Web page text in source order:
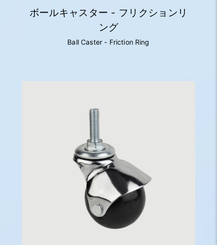
ボールキャスター - フリクションリ
ング
Ball Caster - Friction Ring